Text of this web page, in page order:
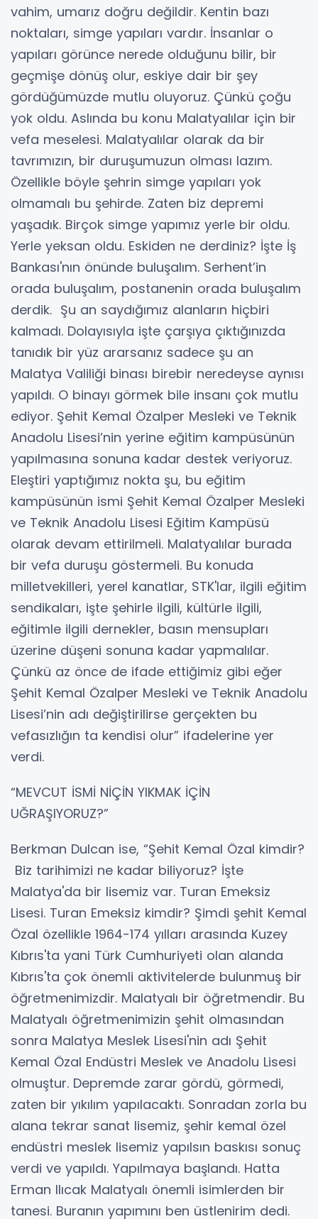
vahim, umarız doğru değildir. Kentin bazı
noktaları, simge yapıları vardır. İnsanlar o
yapıları görünce nerede olduğunu bilir, bir
geçmişe dönüş olur, eskiye dair bir şey
gördüğümüzde mutlu oluyoruz. Çünkü çoğu
yok oldu. Aslında bu konu Malatyalılar için bir
vefa meselesi. Malatyalılar olarak da bir
tavrımızın, bir duruşumuzun olması lazım.
Özellikle böyle şehrin simge yapıları yok
olmamalı bu şehirde. Zaten biz depremi
yaşadık. Birçok simge yapımız yerle bir oldu.
Yerle yeksan oldu. Eskiden ne derdiniz? İşte İş
Bankası'nın önünde buluşalım. Serhent’in
orada buluşalım, postanenin orada buluşalım
derdik. Şu an saydığımız alanların hiçbiri
kalmadı. Dolayısıyla işte çarşıya çıktığınızda
tanıdık bir yüz ararsanız sadece şu an
Malatya Valiliği binası birebir neredeyse aynısı
yapıldı. O binayı görmek bile insanı çok mutlu
ediyor. Şehit Kemal Özalper Mesleki ve Teknik
Anadolu Lisesi’nin yerine eğitim kampüsünün
yapılmasına sonuna kadar destek veriyoruz.
Eleştiri yaptığımız nokta şu, bu eğitim
kampüsünün ismi Şehit Kemal Özalper Mesleki
ve Teknik Anadolu Lisesi Eğitim Kampüsü
olarak devam ettirilmeli. Malatyalılar burada
bir vefa duruşu göstermeli. Bu konuda
milletvekilleri, yerel kanatlar, STK'lar, ilgili eğitim
sendikaları, işte şehirle ilgili, kültürle ilgili,
eğitimle ilgili dernekler, basın mensupları
üzerine düşeni sonuna kadar yapmalılar.
Çünkü az önce de ifade ettiğimiz gibi eğer
Şehit Kemal Özalper Mesleki ve Teknik Anadolu
Lisesi’nin adı değiştirilirse gerçekten bu
vefasızlığın ta kendisi olur” ifadelerine yer
verdi.
“MEVCUT İSMİ NİÇİN YIKMAK İÇİN
UĞRAŞIYORUZ?”
Berkman Dulcan ise, “Şehit Kemal Özal kimdir?
Biz tarihimizi ne kadar biliyoruz? İşte
Malatya'da bir lisemiz var. Turan Emeksiz
Lisesi. Turan Emeksiz kimdir? Şimdi şehit Kemal
Özal özellikle 1964-174 yılları arasında Kuzey
Kıbrıs'ta yani Türk Cumhuriyeti olan alanda
Kıbrıs'ta çok önemli aktivitelerde bulunmuş bir
öğretmenimizdir. Malatyalı bir öğretmendir. Bu
Malatyalı öğretmenimizin şehit olmasından
sonra Malatya Meslek Lisesi'nin adı Şehit
Kemal Özal Endüstri Meslek ve Anadolu Lisesi
olmuştur. Depremde zarar gördü, görmedi,
zaten bir yıkılım yapılacaktı. Sonradan zorla bu
alana tekrar sanat lisemiz, şehir kemal özel
endüstri meslek lisemiz yapılsın baskısı sonuç
verdi ve yapıldı. Yapılmaya başlandı. Hatta
Erman Ilıcak Malatyalı önemli isimlerden bir
tanesi. Buranın yapımını ben üstlenirim dedi.